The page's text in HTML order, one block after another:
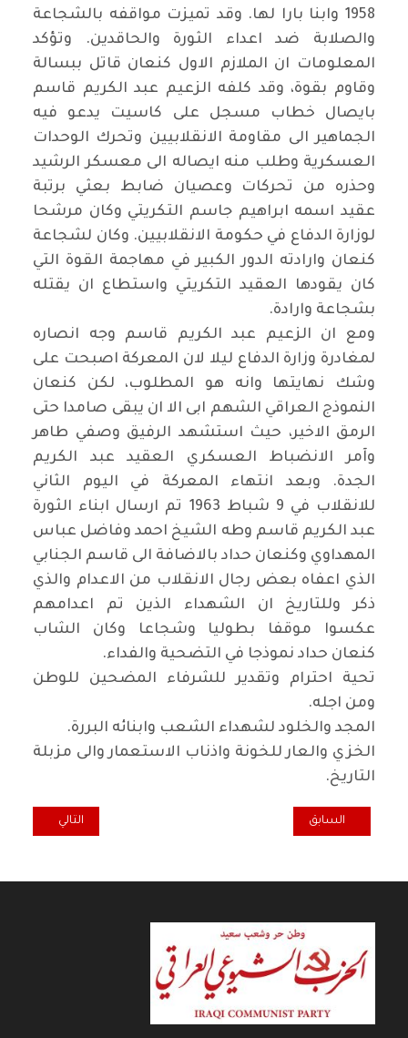
1958 وابنا بارا لها. وقد تميزت مواقفه بالشجاعة
والصلابة ضد اعداء الثورة والحاقدين. وتؤكد
المعلومات ان الملازم الاول كنعان قاتل ببسالة
وقاوم بقوة، وقد كلفه الزعيم عبد الكريم قاسم
بايصال خطاب مسجل على كاسيت يدعو فيه
الجماهير الى مقاومة الانقلابيين وتحرك الوحدات
العسكرية وطلب منه ايصاله الى معسكر الرشيد
وحذره من تحركات وعصيان ضابط بعثي برتبة
عقيد اسمه ابراهيم جاسم التكريتي وكان مرشحا
لوزارة الدفاع في حكومة الانقلابيين. وكان لشجاعة
كنعان وارادته الدور الكبير في مهاجمة القوة التي
كان يقودها العقيد التكريتي واستطاع ان يقتله
بشجاعة وارادة.
ومع ان الزعيم عبد الكريم قاسم وجه انصاره
لمغادرة وزارة الدفاع ليلا لان المعركة اصبحت على
وشك نهايتها وانه هو المطلوب، لكن كنعان
النموذج العراقي الشهم ابى الا ان يبقى صامدا حتى
الرمق الاخير، حيث استشهد الرفيق وصفي طاهر
وآمر الانضباط العسكري العقيد عبد الكريم
الجدة. وبعد انتهاء المعركة في اليوم الثاني
للانقلاب في 9 شباط 1963 تم ارسال ابناء الثورة
عبد الكريم قاسم وطه الشيخ احمد وفاضل عباس
المهداوي وكنعان حداد بالاضافة الى قاسم الجنابي
الذي اعفاه بعض رجال الانقلاب من الاعدام والذي
ذكر وللتاريخ ان الشهداء الذين تم اعدامهم
عكسوا موقفا بطوليا وشجاعا وكان الشاب
كنعان حداد نموذجا في التضحية والفداء.
تحية احترام وتقدير للشرفاء المضحين للوطن
ومن اجله.
المجد والخلود لشهداء الشعب وابنائه البررة.
الخزي والعار للخونة واذناب الاستعمار والى مزبلة
التاريخ.
المقال السابق: أدباء بابل يحتفلون بافتتاح مقرهم الجديد
السابق المقال التالي:
التالي